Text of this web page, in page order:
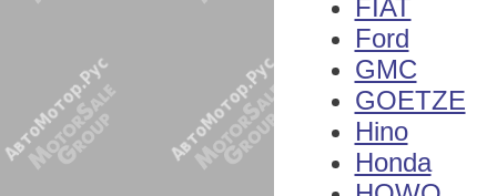
FIAT
Ford
GMC
GOETZE
Hino
Honda